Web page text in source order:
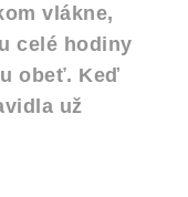
vlákne,
celé hodiny
obeť. Keď
už